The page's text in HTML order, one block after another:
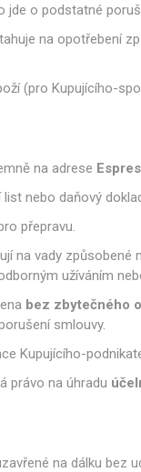
jde o podstatné
na opotřebení
(pro Kupujícího-
na adrese
nebo daňový
přepravu.
na vady
užíváním
bez zbytečného
smlouvy.
Kupujícího-
právo na úhradu
na dálku bez